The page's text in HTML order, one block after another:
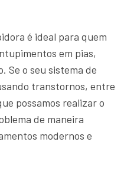
é ideal para quem
em pias,
Se o seu sistema de
transtornos, entre
possamos realizar o
de maneira
modernos e